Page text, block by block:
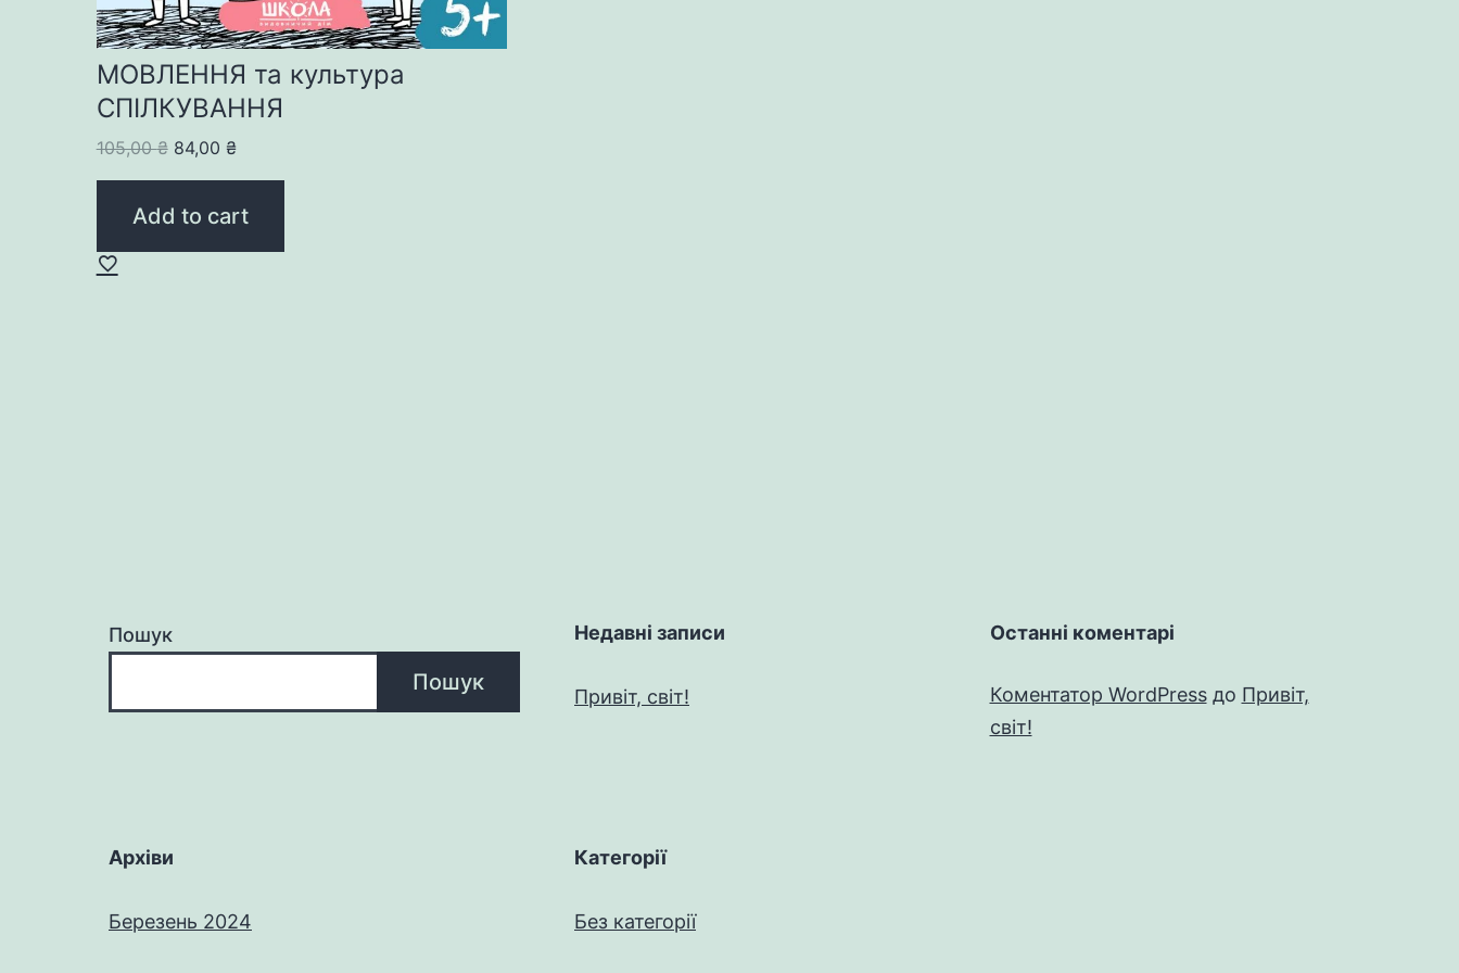
МОВЛЕННЯ та культура
СПІЛКУВАННЯ
105,00₴ Original
price
was:
84,00 ₴Current
price
is:
Add to cart
Пошук
Пошук
Недавні записи
Привіт, світ!
Останні коментарі
Коментатор WordPressдо Привіт,
світ!
Архіви
Березень 2024
Категорії
Без категорії